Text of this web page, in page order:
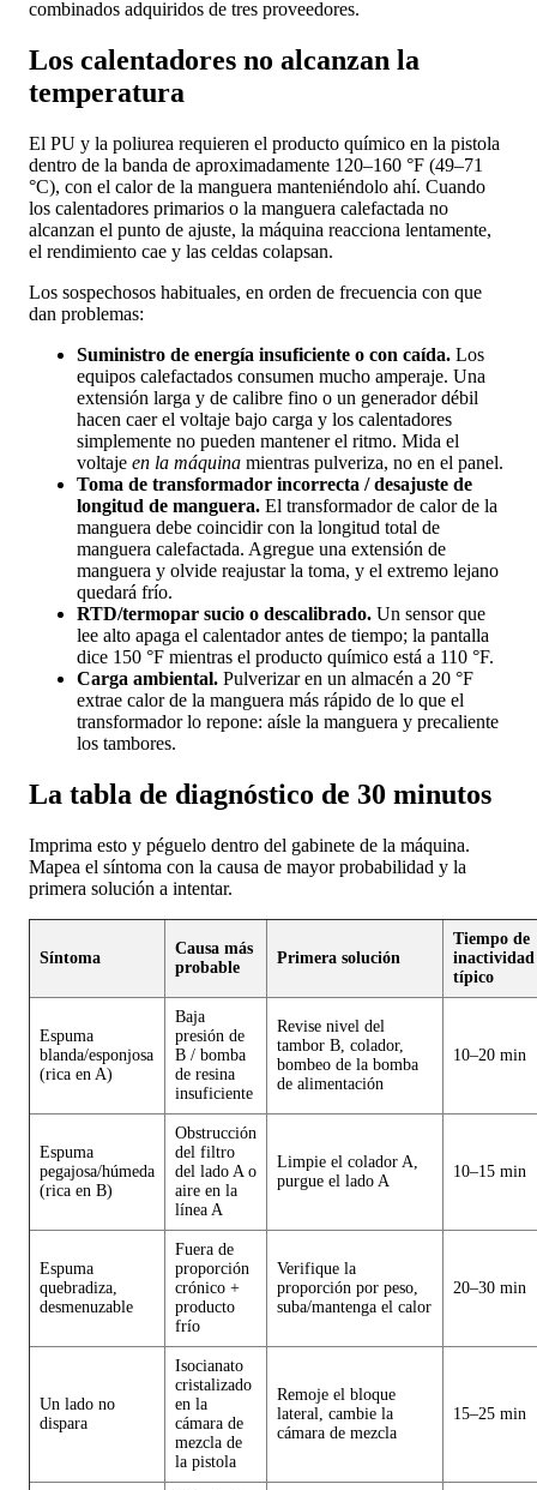
combinados adquiridos de tres proveedores.
Los calentadores no alcanzan la
temperatura
El PU y la poliurea requieren el producto químico en la pistola
dentro de la banda de aproximadamente 120–160 °F (49–71
°C), con el calor de la manguera manteniéndolo ahí. Cuando
los calentadores primarios o la manguera calefactada no
alcanzan el punto de ajuste, la máquina reacciona lentamente,
el rendimiento cae y las celdas colapsan.
Los sospechosos habituales, en orden de frecuencia con que
dan problemas:
Suministro de energía insuficiente o con caída. Los
equipos calefactados consumen mucho amperaje. Una
extensión larga y de calibre fino o un generador débil
hacen caer el voltaje bajo carga y los calentadores
simplemente no pueden mantener el ritmo. Mida el
voltaje en la máquina mientras pulveriza, no en el panel.
Toma de transformador incorrecta / desajuste de
longitud de manguera. El transformador de calor de la
manguera debe coincidir con la longitud total de
manguera calefactada. Agregue una extensión de
manguera y olvide reajustar la toma, y el extremo lejano
quedará frío.
RTD/termopar sucio o descalibrado. Un sensor que
lee alto apaga el calentador antes de tiempo; la pantalla
dice 150 °F mientras el producto químico está a 110 °F.
Carga ambiental. Pulverizar en un almacén a 20 °F
extrae calor de la manguera más rápido de lo que el
transformador lo repone: aísle la manguera y precaliente
los tambores.
La tabla de diagnóstico de 30 minutos
Imprima esto y péguelo dentro del gabinete de la máquina.
Mapea el síntoma con la causa de mayor probabilidad y la
primera solución a intentar.
Síntoma
Causa más
probable
Primera solución
Tiempo de
inactividad
típico
Espuma
blanda/esponjosa
(rica en A)
Baja
presión de
B / bomba
de resina
insuficiente
Revise nivel del
tambor B, colador,
bombeo de la bomba
de alimentación
10–20 min
Espuma
pegajosa/húmeda
(rica en B)
Obstrucción
del filtro
del lado A o
aire en la
línea A
Limpie el colador A,
purgue el lado A
10–15 min
Espuma
quebradiza,
desmenuzable
Fuera de
proporción
crónico +
producto
frío
Verifique la
proporción por peso,
suba/mantenga el calor
20–30 min
Un lado no
dispara
Isocianato
cristalizado
en la
cámara de
mezcla de
la pistola
Remoje el bloque
lateral, cambie la
cámara de mezcla
15–25 min